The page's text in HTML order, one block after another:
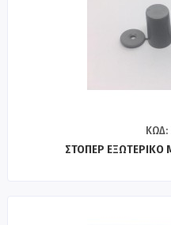
ΚΩΔ:
ΣΤΟΠΕΡ ΕΞΩΤΕΡΙΚΟ